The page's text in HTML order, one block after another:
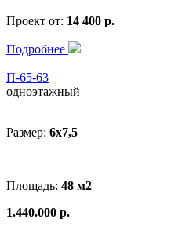
Проект от: 14 400 р.
Подробнее
П-65-63
одноэтажный
Размер: 6x7,5
Площадь: 48 м2
1.440.000 р.